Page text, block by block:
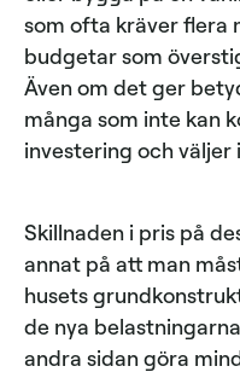
som ofta kräver flera
budgetar som
Även om det ger
många som inte kan
investering och
Skillnaden i pris på
annat på att man
husets
de nya
andra sidan göra